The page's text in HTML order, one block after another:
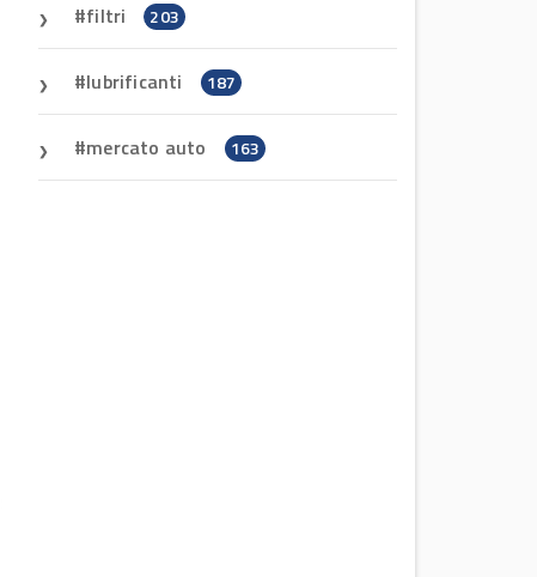
filtri 203
lubrificanti 187
mercato auto 163